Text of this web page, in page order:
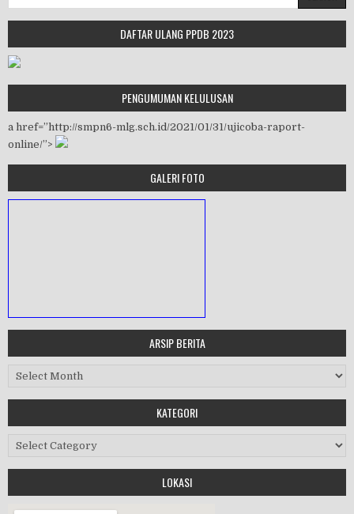
DAFTAR ULANG PPDB 2023
PENGUMUMAN KELULUSAN
a href=”http://smpn6-mlg.sch.id/2021/01/31/ujicoba-raport-
online/”>
GALERI FOTO
Workshop Perangkat 2019
ARSIP BERITA
Arsip Berita
KATEGORI
Kategori
LOKASI